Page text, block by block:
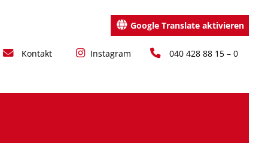
Google Translate aktivieren
Kontakt Instagram 040 428 88 15 – 0